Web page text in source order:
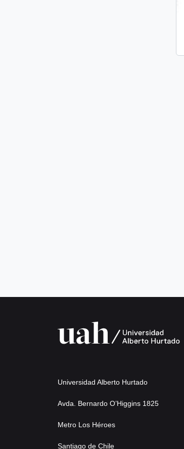
Universidad Alberto Hurtado
Avda. Bernardo O’Higgins 1825
Metro Los Héroes
Santiago de Chile